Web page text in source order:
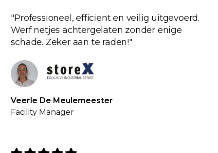
"Professioneel, efficiënt en veilig uitgevoerd.
Werf netjes achtergelaten zonder enige
schade. Zeker aan te raden!"
Veerle De Meulemeester
Facility Manager